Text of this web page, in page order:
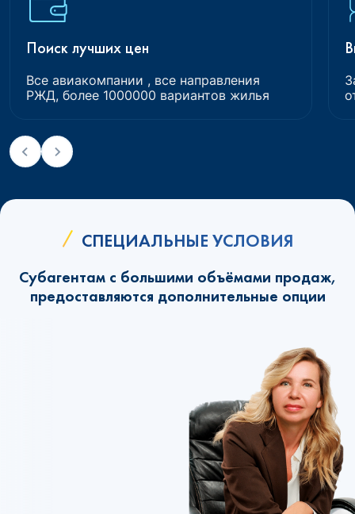
Поиск лучших цен
Все авиакомпании , все направления
РЖД, более 1000000 вариантов жилья
СПЕЦИАЛЬНЫЕ УСЛОВИЯ
Субагентам с большими объёмами продаж,
предоставляются дополнительные опции